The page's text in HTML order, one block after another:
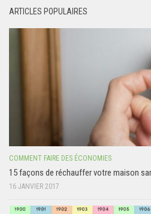
ARTICLES POPULAIRES
COMMENT FAIRE DES ÉCONOMIES
15 façons de réchauffer votre maison
16 JANVIER 2017